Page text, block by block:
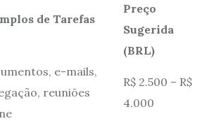
de Tarefas
Preço
Sugerida
(BRL)
e-mails,
reuniões
R$ 2.500 – R$
4.000